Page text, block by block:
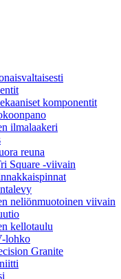
komponentit
ilmalaakeri
reuna
Square -viivain
neliönmuotoinen viivain
kellotaulu
lohko
Granite